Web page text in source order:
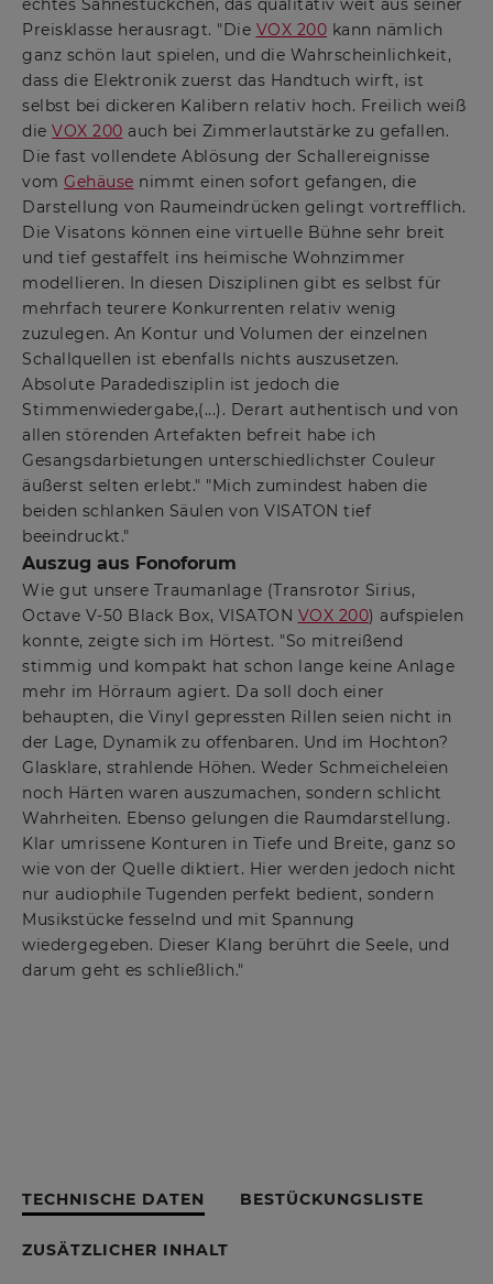
echtes Sahnestückchen, das qualitativ weit aus seiner
Preisklasse herausragt. "Die VOX 200 kann nämlich
ganz schön laut spielen, und die Wahrscheinlichkeit,
dass die Elektronik zuerst das Handtuch wirft, ist
selbst bei dickeren Kalibern relativ hoch. Freilich weiß
die VOX 200 auch bei Zimmerlautstärke zu gefallen.
Die fast vollendete Ablösung der Schallereignisse
vom Gehäuse nimmt einen sofort gefangen, die
Darstellung von Raumeindrücken gelingt vortrefflich.
Die Visatons können eine virtuelle Bühne sehr breit
und tief gestaffelt ins heimische Wohnzimmer
modellieren. In diesen Disziplinen gibt es selbst für
mehrfach teurere Konkurrenten relativ wenig
zuzulegen. An Kontur und Volumen der einzelnen
Schallquellen ist ebenfalls nichts auszusetzen.
Absolute Paradedisziplin ist jedoch die
Stimmenwiedergabe,(...). Derart authentisch und von
allen störenden Artefakten befreit habe ich
Gesangsdarbietungen unterschiedlichster Couleur
äußerst selten erlebt." "Mich zumindest haben die
beiden schlanken Säulen von VISATON tief
beeindruckt."
Auszug aus Fonoforum
Wie gut unsere Traumanlage (Transrotor Sirius,
Octave V-50 Black Box, VISATON VOX 200) aufspielen
konnte, zeigte sich im Hörtest. "So mitreißend
stimmig und kompakt hat schon lange keine Anlage
mehr im Hörraum agiert. Da soll doch einer
behaupten, die Vinyl gepressten Rillen seien nicht in
der Lage, Dynamik zu offenbaren. Und im Hochton?
Glasklare, strahlende Höhen. Weder Schmeicheleien
noch Härten waren auszumachen, sondern schlicht
Wahrheiten. Ebenso gelungen die Raumdarstellung.
Klar umrissene Konturen in Tiefe und Breite, ganz so
wie von der Quelle diktiert. Hier werden jedoch nicht
nur audiophile Tugenden perfekt bedient, sondern
Musikstücke fesselnd und mit Spannung
wiedergegeben. Dieser Klang berührt die Seele, und
darum geht es schließlich."
TECHNISCHE DATEN BESTÜCKUNGSLISTE
ZUSÄTZLICHER INHALT